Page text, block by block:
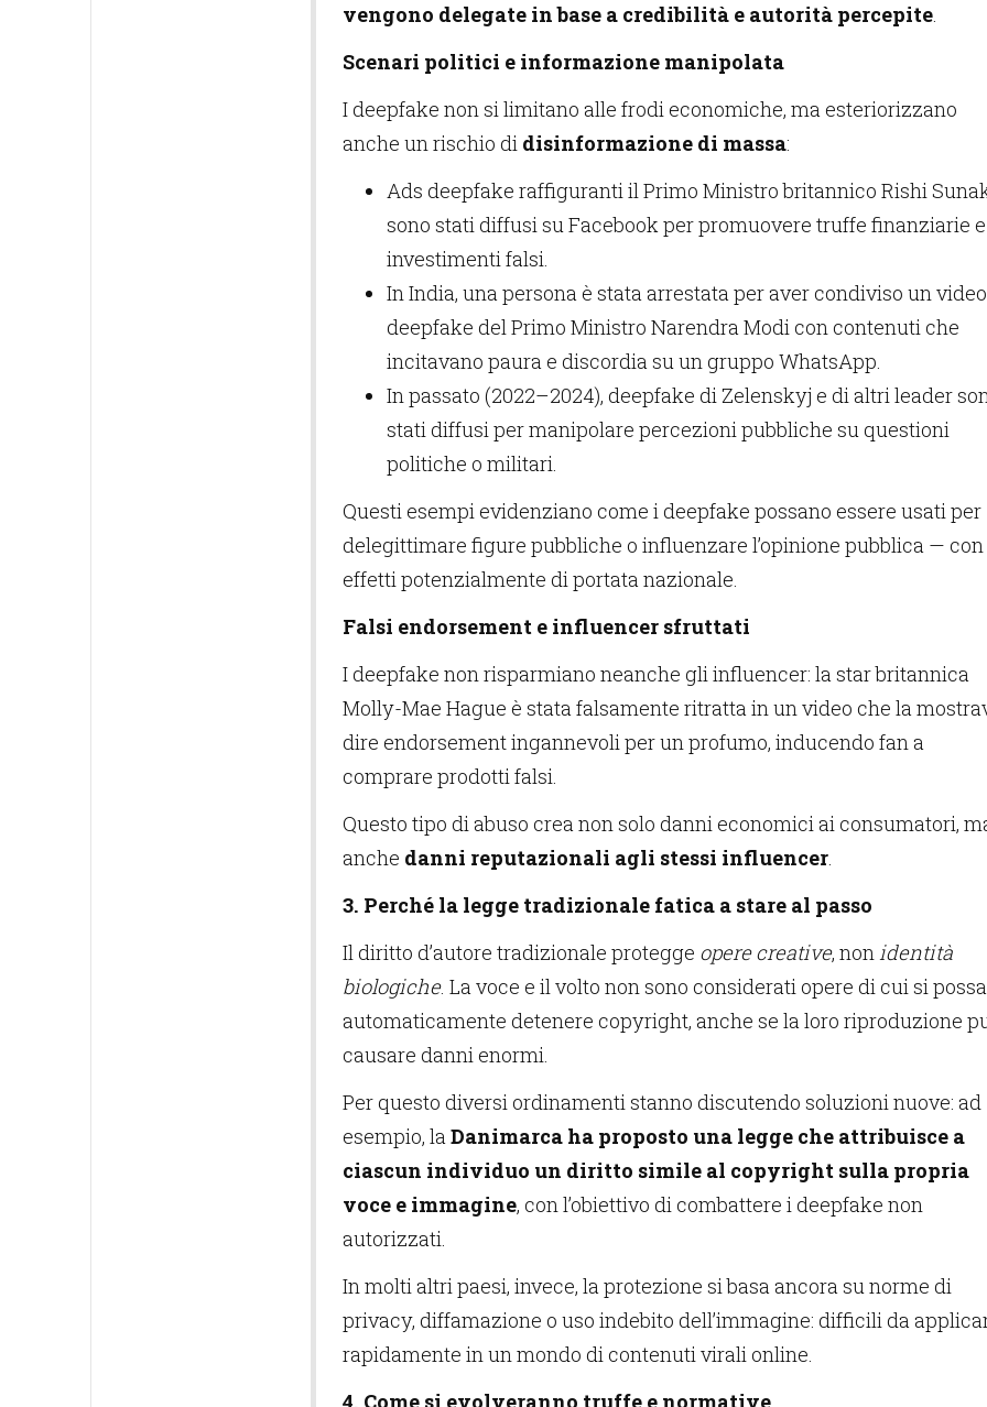
vengono delegate in base a credibilità e autorità percepite.
Scenari politici e informazione manipolata
I deepfake non si limitano alle frodi economiche, ma esteriorizzano
anche un rischio di disinformazione di massa:
Ads deepfake raffiguranti il Primo Ministro britannico Rishi
sono stati diffusi su Facebook per promuovere truffe finanziarie e
investimenti falsi.
In India, una persona è stata arrestata per aver condiviso un video
deepfake del Primo Ministro Narendra Modi con contenuti che
incitavano paura e discordia su un gruppo WhatsApp.
In passato (2022–2024), deepfake di Zelenskyj e di altri leader
stati diffusi per manipolare percezioni pubbliche su questioni
politiche o militari.
Questi esempi evidenziano come i deepfake possano essere usati per
delegittimare figure pubbliche o influenzare l’opinione pubblica — con
effetti potenzialmente di portata nazionale.
Falsi endorsement e influencer sfruttati
I deepfake non risparmiano neanche gli influencer: la star britannica
Molly-Mae Hague è stata falsamente ritratta in un video che la
dire endorsement ingannevoli per un profumo, inducendo fan a
comprare prodotti falsi.
Questo tipo di abuso crea non solo danni economici ai consumatori,
anche danni reputazionali agli stessi influencer.
3. Perché la legge tradizionale fatica a stare al passo
Il diritto d’autore tradizionale protegge opere creative, nonidentità
biologiche. La voce e il volto non sono considerati opere di cui si possa
automaticamente detenere copyright, anche se la loro riproduzione
causare danni enormi.
Per questo diversi ordinamenti stanno discutendo soluzioni nuove: ad
esempio, laDanimarca ha proposto una legge che attribuisce a
ciascun individuo un diritto simile al copyright sulla propria
voce e immagine, con l’obiettivo di combattere i deepfake non
autorizzati.
In molti altri paesi, invece, la protezione si basa ancora su norme di
privacy, diffamazione o uso indebito dell’immagine: difficili da
rapidamente in un mondo di contenuti virali online.
4. Come si evolveranno truffe e normative